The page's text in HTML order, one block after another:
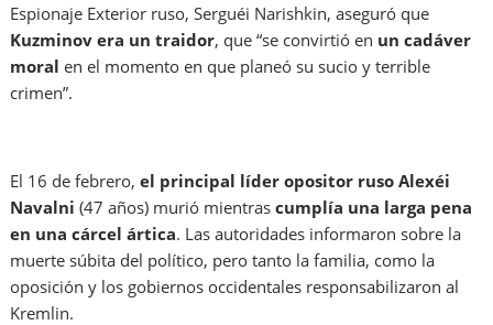
Espionaje Exterior ruso, Serguéi Narishkin, aseguró que
Kuzminov era un traidor, que “se convirtió en un cadáver
moralen el momento en que planeó su sucio y terrible
crimen”.
El 16 de febrero,el principal líder opositor ruso Alexéi
Navalni(47 años) murió mientrascumplía una larga pena
en una cárcel ártica. Las autoridades informaron sobre la
muerte súbita del político, pero tanto la familia, como la
oposición y los gobiernos occidentales responsabilizaron al
Kremlin.